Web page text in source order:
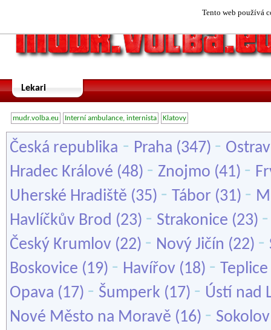
Tento web používá
Lekari
mudr.volba.eu Interní ambulance, internista Klatovy
Česká republika - Praha (347) -
Hradec Králové (48) - Znojmo (41) -
Uherské Hradiště (35) - Tábor (31) -
Havlíčkův Brod (23) - Strakonice (23)
Český Krumlov (22) - Nový Jičín (22) -
Boskovice (19) - Havířov (18) - Teplice
Opava (17) - Šumperk (17) - Ústí nad
Nové Město na Moravě (16) - Sokolov